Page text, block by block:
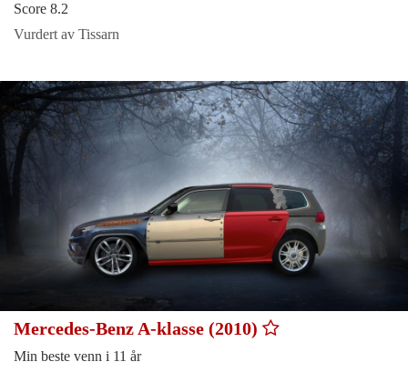
Score 8.2
Vurdert av Tissarn
Mercedes-Benz A-klasse (2010)
Min beste venn i 11 år